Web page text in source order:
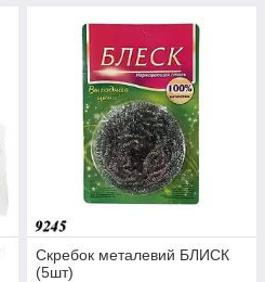
Скребок металевий БЛИСК
(5шт)